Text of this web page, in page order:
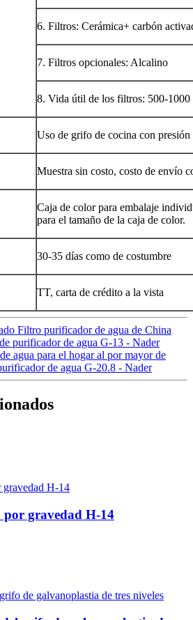
6. Filtros: Cerámica+ carbón
7. Filtros opcionales: Alcalino
8. Vida útil de los filtros: 500-1000
Uso de grifo de cocina con
Muestra sin costo, costo de envío
Caja de color para embalaje
para el tamaño de la caja de color.
30-35 días como de costumbre
TT, carta de crédito a la vista
Filtro purificador de agua de China
purificador de agua G-13 - Nader
agua para el hogar al por mayor de
de agua G-20.8 - Nader
gravedad H-14